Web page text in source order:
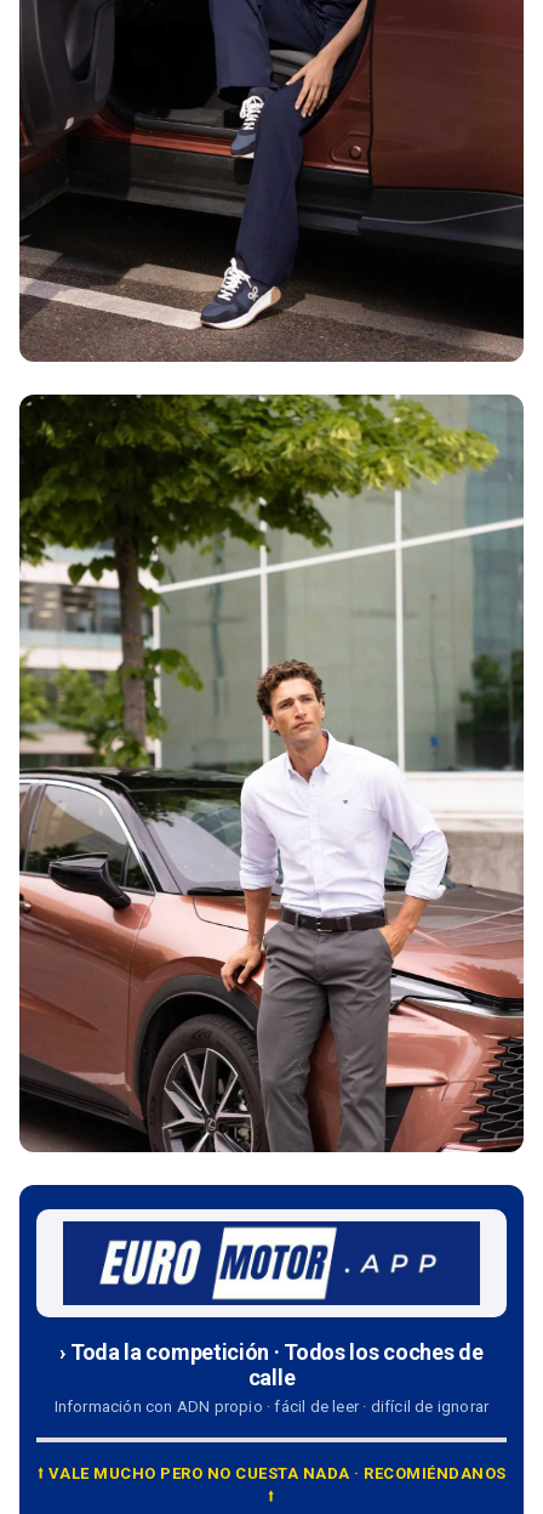
› Toda la competición · Todos los coches de
calle
Información con ADN propio · fácil de leer · difícil de ignorar
⭡ VALE MUCHO PERO NO CUESTA NADA · RECOMIÉNDANOS
⭡